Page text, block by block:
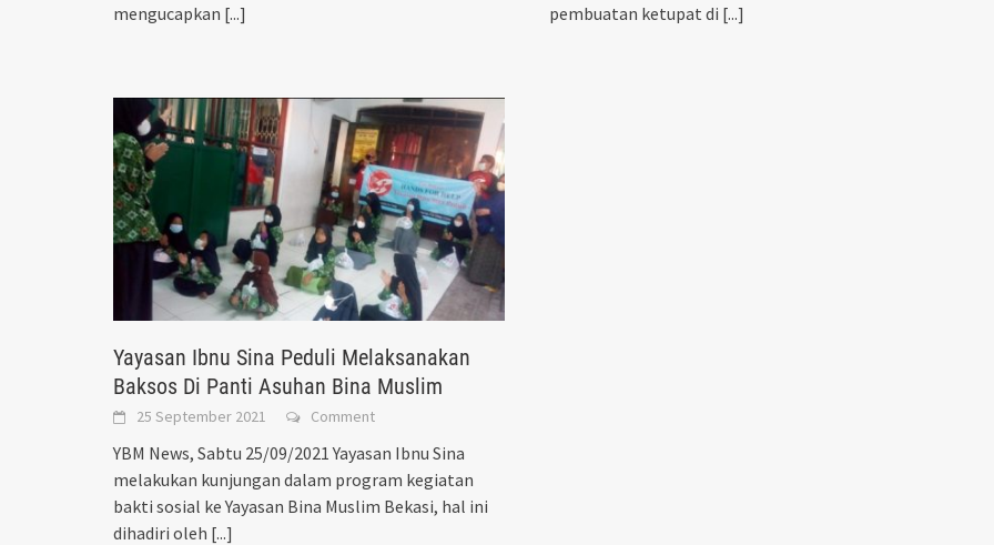
mengucapkan [...]
pembuatan ketupat di [...]
Yayasan Ibnu Sina Peduli Melaksanakan
Baksos Di Panti Asuhan Bina Muslim
25 September 2021 Comment
YBM News, Sabtu 25/09/2021 Yayasan Ibnu Sina
melakukan kunjungan dalam program kegiatan
bakti sosial ke Yayasan Bina Muslim Bekasi, hal ini
dihadiri oleh [...]